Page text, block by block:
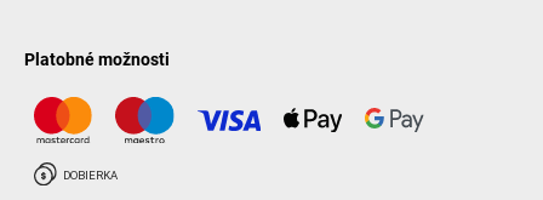
Platobné možnosti